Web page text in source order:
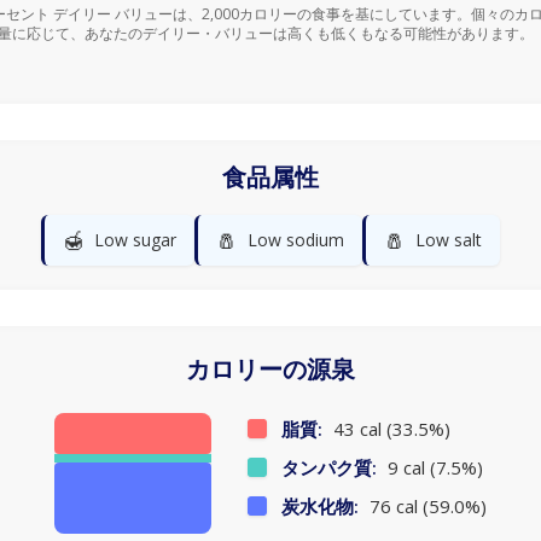
ント デイリー バリューは、2,000カロリーの食事を基にしています。個々のカ
に応じて、あなたのデイリー・バリューは高くも低くもなる可能性があります。
食品属性
🍯 Low sugar 🧂 Low sodium 🧂 Low salt
カロリーの源泉
脂質: 43 cal (33.5%)
タンパク質: 9 cal (7.5%)
炭水化物: 76 cal (59.0%)